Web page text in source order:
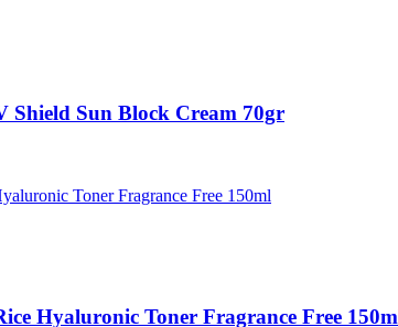
Shield Sun Block Cream 70gr
Hyaluronic Toner Fragrance Free